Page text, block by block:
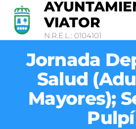
VIATOR
N.R.E.L.: 0104101
Jornada
Salud
Mayores);
Pulpí